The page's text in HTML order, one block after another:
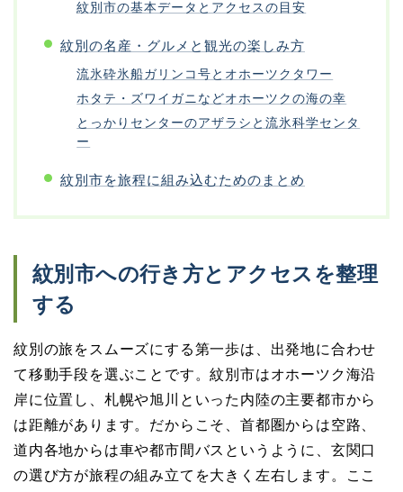
紋別市の基本データとアクセスの目安
紋別の名産・グルメと観光の楽しみ方
流氷砕氷船ガリンコ号とオホーツクタワー
ホタテ・ズワイガニなどオホーツクの海の幸
とっかりセンターのアザラシと流氷科学センタ
ー
紋別市を旅程に組み込むためのまとめ
紋別市への行き方とアクセスを整理
する
紋別の旅をスムーズにする第一歩は、出発地に合わせ
て移動手段を選ぶことです。紋別市はオホーツク海沿
岸に位置し、札幌や旭川といった内陸の主要都市から
は距離があります。だからこそ、首都圏からは空路、
道内各地からは車や都市間バスというように、玄関口
の選び方が旅程の組み立てを大きく左右します。ここ